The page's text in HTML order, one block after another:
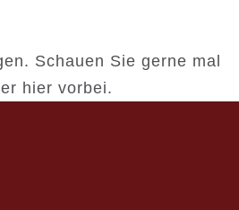
Schauen Sie gerne mal
hier vorbei.